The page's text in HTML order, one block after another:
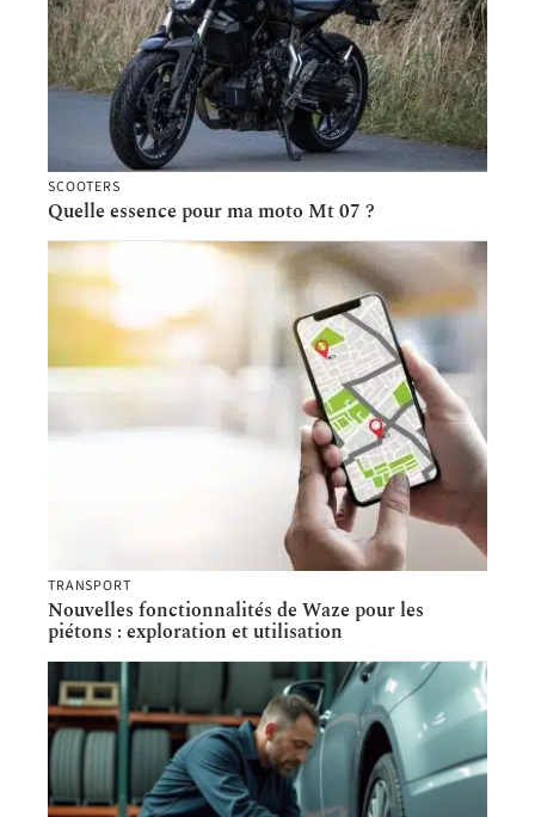
SCOOTERS
Quelle essence pour ma moto Mt 07 ?
TRANSPORT
Nouvelles fonctionnalités de Waze pour les
piétons : exploration et utilisation